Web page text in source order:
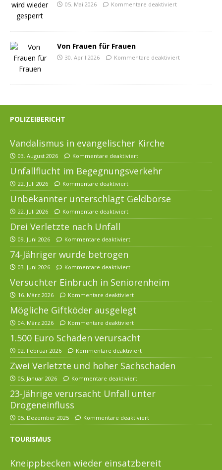
05. Mai 2026 Kommentare deaktiviert
Von Frauen für Frauen
30. April 2026 Kommentare deaktiviert
POLIZEIBERICHT
Vandalismus in evangelischer Kirche
03. August 2026 Kommentare deaktiviert
Unfallflucht im Begegnungsverkehr
22. Juli 2026 Kommentare deaktiviert
Unbekannter unterschlägt Geldbörse
22. Juli 2026 Kommentare deaktiviert
Drei Verletzte nach Unfall
09. Juni 2026 Kommentare deaktiviert
74-Jähriger wurde betrogen
03. Juni 2026 Kommentare deaktiviert
Versuchter Einbruch in Seniorenheim
16. März 2026 Kommentare deaktiviert
Mögliche Giftköder ausgelegt
04. März 2026 Kommentare deaktiviert
1.500 Euro Schaden verursacht
02. Februar 2026 Kommentare deaktiviert
Zwei Verletzte und hoher Sachschaden
05. Januar 2026 Kommentare deaktiviert
23-Jährige verursacht Unfall unter
Drogeneinfluss
05. Dezember 2025 Kommentare deaktiviert
TOURISMUS
Kneippbecken wieder einsatzbereit